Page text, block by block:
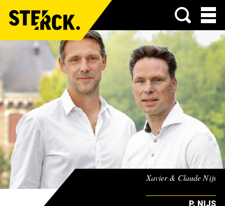
Menu
Xavier & Claude Nijs
P. NIJS